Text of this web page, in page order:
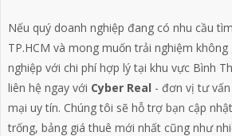
Nếu quý doanh nghiệp đang có nhu cầu
TP.HCM và mong muốn trải nghiệm không
nghiệp với chi phí hợp lý tại khu vực Bình
liên hệ ngay với Cyber Real - đơn vị tư
mại uy tín. Chúng tôi sẽ hỗ trợ bạn cập
trống, bảng giá thuê mới nhất cũng như